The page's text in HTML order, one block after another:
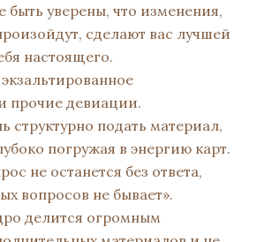
быть уверены, что изменения,
сделают вас лучшей
настоящего.
прочие девиации.
структурно подать материал,
погружая в энергию карт.
не останется без ответа,
вопросов не бывает».
делится огромным